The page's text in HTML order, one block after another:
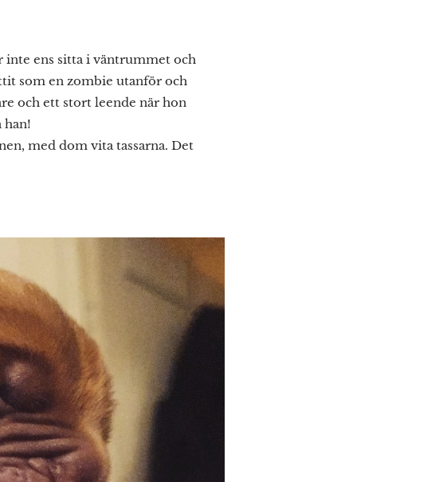
inte ens sitta i väntrummet och
som en zombie utanför och
och ett stort leende när hon
han!
med dom vita tassarna. Det